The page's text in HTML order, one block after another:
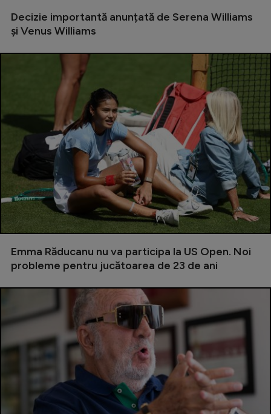
Formula 1
Gimnastică
Auto
Rugby
Ciclism
Alte sporturi
JO 2024
JO 2026
Intră în cont
Creează cont
Decizie importantă anunțată de Serena Williams
și Venus Williams
Emma Răducanu nu va participa la US Open. Noi
probleme pentru jucătoarea de 23 de ani